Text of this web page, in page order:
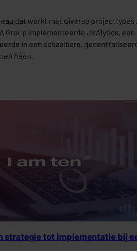
dat werkt met diverse
Group implementeerde JirAlytics,
in een schaalbare,
heen.
strategie tot implementatie bij